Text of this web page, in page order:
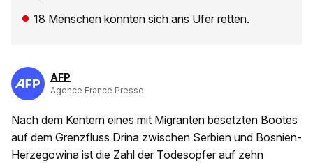
18 Menschen konnten sich ans Ufer retten.
AFP
Agence France Presse
Nach dem Kentern eines mit Migranten besetzten Bootes
auf dem Grenzfluss Drina zwischen Serbien und Bosnien-
Herzegowina ist die Zahl der Todesopfer auf zehn